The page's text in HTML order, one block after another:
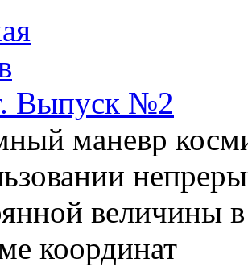
Выпуск №2
маневр
величины
координат